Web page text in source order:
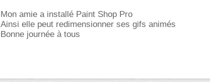
Mon amie a installé Paint Shop Pro
Ainsi elle peut redimensionner ses gifs animés
Bonne journée à tous